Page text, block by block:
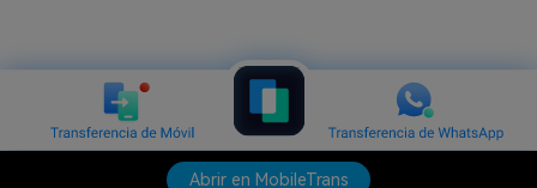
Abrir en MobileTrans